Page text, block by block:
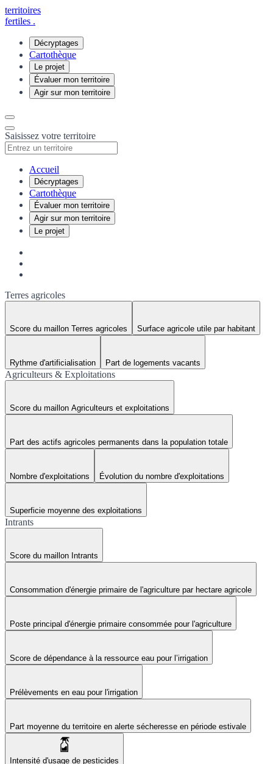
territoires
fertiles .
Décryptages
Cartothèque
Le projet
Évaluer mon territoire
Agir sur mon territoire
Saisissez votre territoire
Accueil
Décryptages
Cartothèque
Évaluer mon territoire
Agir sur mon territoire
Le projet
Terres agricoles
Score du maillon Terres agricoles Surface agricole utile par habitant
Rythme d'artificialisation Part de logements vacants
Agriculteurs & Exploitations
Score du maillon Agriculteurs et exploitations
Part des actifs agricoles permanents dans la population totale
Nombre d'exploitations Évolution du nombre d'exploitations
Superficie moyenne des exploitations
Intrants
Score du maillon Intrants
Consommation d'énergie primaire de l'agriculture par hectare agricole
Poste principal d'énergie primaire consommée pour l'agriculture
Score de dépendance à la ressource eau pour l’irrigation
Prélèvements en eau pour l'irrigation
Part moyenne du territoire en alerte sécheresse en période estivale
Intensité d'usage de pesticides